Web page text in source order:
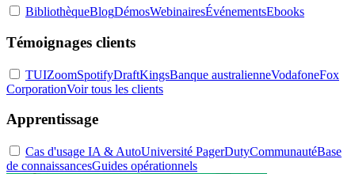
BibliothèqueBlogDémosWebinairesÉvénementsEbooks
Témoignages clients
TUIZoomSpotifyDraftKingsBanque australienneVodafoneFox
CorporationVoir tous les clients
Apprentissage
Cas d'usage IA & AutoUniversité PagerDutyCommunautéBase
de connaissancesGuides opérationnels